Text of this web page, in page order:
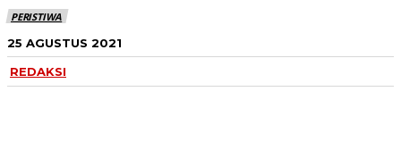
PERISTIWA
25 AGUSTUS 2021
REDAKSI